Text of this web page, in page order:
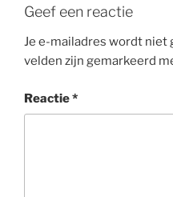
Geef een reactie
Je e-mailadres wordt niet
velden zijn gemarkeerd
Reactie*